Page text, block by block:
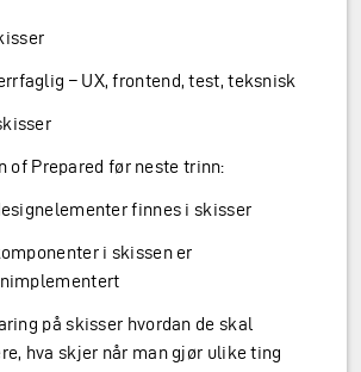
– UX, frontend, test, teksnisk
of Prepared før neste trinn:
finnes i skisser
i skissen er
på skisser hvordan de skal
hva skjer når man gjør ulike ting